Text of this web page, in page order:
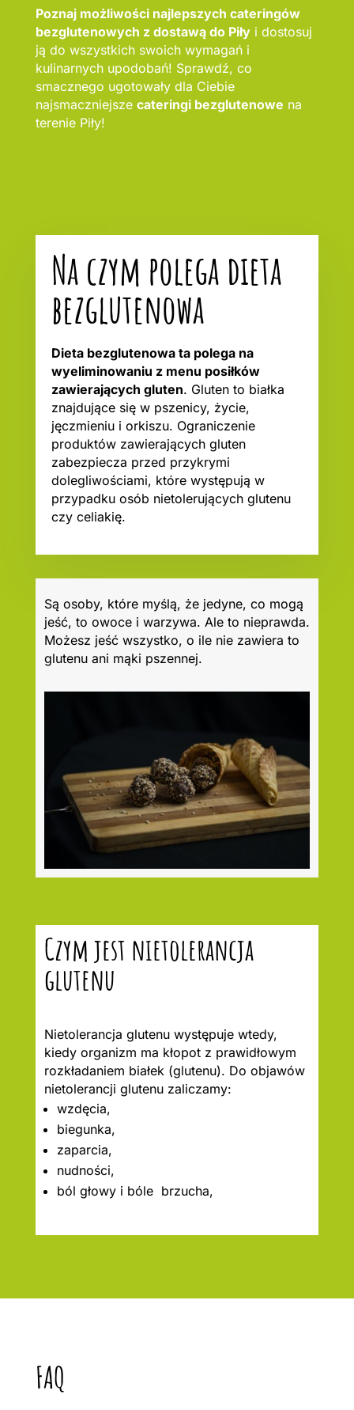
Poznaj możliwości najlepszych cateringów
bezglutenowych z dostawą do Piłyi dostosuj
ją do wszystkich swoich wymagań i
kulinarnych upodobań! Sprawdź, co
smacznego ugotowały dla Ciebie
najsmaczniejsze cateringi bezglutenowe na
terenie Piły!
Na czym polega dieta
bezglutenowa
Dieta bezglutenowa ta polega na
wyeliminowaniu z menu posiłków
zawierających gluten. Gluten to białka
znajdujące się w pszenicy, życie,
jęczmieniu i orkiszu. Ograniczenie
produktów zawierających gluten
zabezpiecza przed przykrymi
dolegliwościami, które występują w
przypadku osób nietolerujących glutenu
czy celiakię.
Są osoby, które myślą, że jedyne, co mogą
jeść, to owoce i warzywa. Ale to nieprawda.
Możesz jeść wszystko, o ile nie zawiera to
glutenu ani mąki pszennej.
Czym jest nietolerancja
glutenu
Nietolerancja glutenu występuje wtedy,
kiedy organizm ma kłopot z prawidłowym
rozkładaniem białek (glutenu). Do objawów
nietolerancji glutenu zaliczamy:
wzdęcia,
biegunka,
zaparcia,
nudności,
ból głowy i bóle brzucha,
FAQ